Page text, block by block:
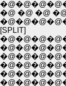
�@ �@ �@
[SPLIT]